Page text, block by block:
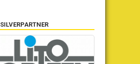
SILVERPARTNER